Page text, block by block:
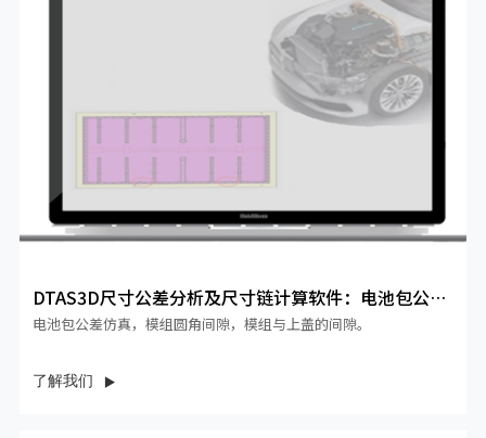
DTAS3D尺寸公差分析及尺寸链计算软件：电池包公差
仿真案例
电池包公差仿真，模组圆角间隙，模组与上盖的间隙。
了解我们